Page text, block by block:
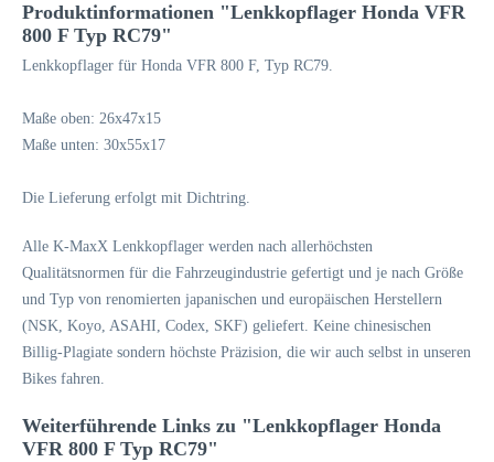
Produktinformationen "Lenkkopflager Honda VFR
800 F Typ RC79"
Lenkkopflager für Honda VFR 800 F, Typ RC79.
Maße oben: 26x47x15
Maße unten: 30x55x17
Die Lieferung erfolgt mit Dichtring.
Alle K-MaxX Lenkkopflager werden nach allerhöchsten
Qualitätsnormen für die Fahrzeugindustrie gefertigt und je nach Größe
und Typ von renomierten japanischen und europäischen Herstellern
(NSK, Koyo, ASAHI, Codex, SKF) geliefert. Keine chinesischen
Billig-Plagiate sondern höchste Präzision, die wir auch selbst in unseren
Bikes fahren.
Weiterführende Links zu "Lenkkopflager Honda
VFR 800 F Typ RC79"